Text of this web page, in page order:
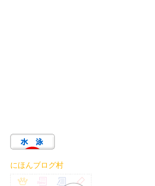
にほんブログ村